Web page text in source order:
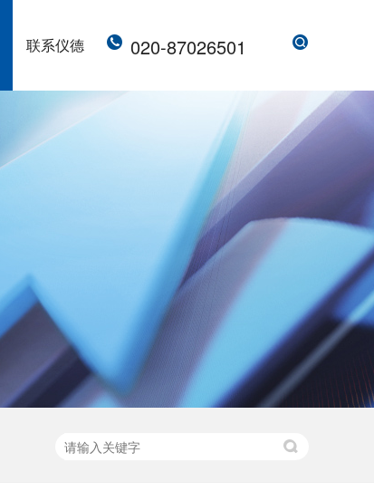
联系仪德 020-87026501